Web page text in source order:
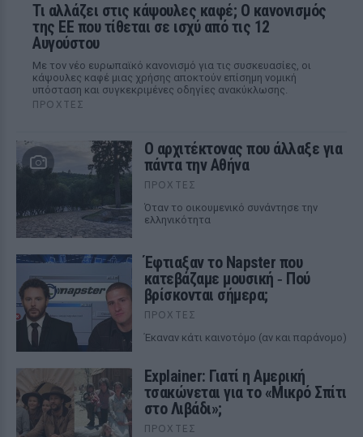
Τι αλλάζει στις κάψουλες καφέ; Ο κανονισμός
της ΕΕ που τίθεται σε ισχύ από τις 12
Αυγούστου
Με τον νέο ευρωπαϊκό κανονισμό για τις συσκευασίες, οι
κάψουλες καφέ μιας χρήσης αποκτούν επίσημη νομική
υπόσταση και συγκεκριμένες οδηγίες ανακύκλωσης.
ΠΡΟΧΤΈΣ
Ο αρχιτέκτονας που άλλαξε για
πάντα την Αθήνα
ΠΡΟΧΤΈΣ
Όταν το οικουμενικό συνάντησε την
ελληνικότητα
Έφτιαξαν το Napster που
κατεβάζαμε μουσική ‑ Πού
βρίσκονται σήμερα;
ΠΡΟΧΤΈΣ
Έκαναν κάτι καινοτόμο (αν και παράνομο)
Explainer: Γιατί η Αμερική
τσακώνεται για το «Μικρό Σπίτι
στο Λιβάδι»;
ΠΡΟΧΤΈΣ